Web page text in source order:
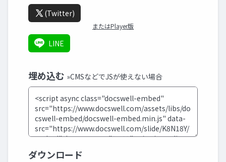
(Twitter)
またはPlayer版
LINE
埋め込む »CMSなどでJSが使えない場合
ダウンロード